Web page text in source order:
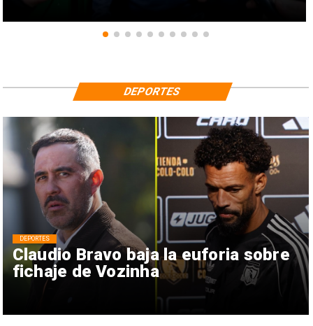
Claudio Bravo baja la euforia sobre
fichaje de Vozinha
DEPORTES
DEPORTES